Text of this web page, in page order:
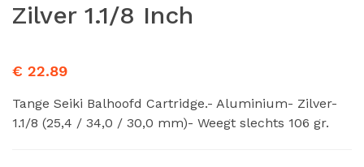
Zilver 1.1/8 Inch
€ 22.89
Tange Seiki Balhoofd Cartridge.- Aluminium- Zilver-
1.1/8 (25,4 / 34,0 / 30,0 mm)- Weegt slechts 106 gr.